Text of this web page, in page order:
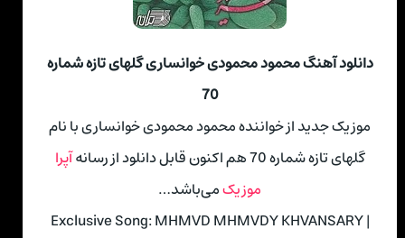
دانلود آهنگ محمود محمودی خوانساری گلهای تازه شماره
70
موزیک جدید از خواننده محمود محمودی خوانساری با نام
گلهای تازه شماره 70 هم اکنون قابل دانلود از رسانه
آپرا
موزیکمی‌باشد…
Exclusive Song: MHMVD MHMVDY KHVANSARY |